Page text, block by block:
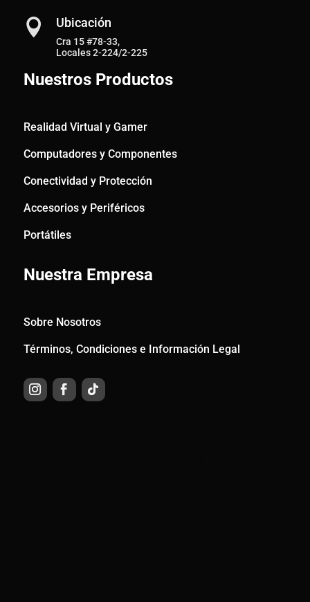
 Ubicación
Cra 15 #78-33,
Locales 2-224/2-225
Nuestros Productos
Realidad Virtual y Gamer
Computadores y Componentes
Conectividad y Protección
Accesorios y Periféricos
Portátiles
Nuestra Empresa
Sobre Nosotros
Términos, Condiciones e Información Legal